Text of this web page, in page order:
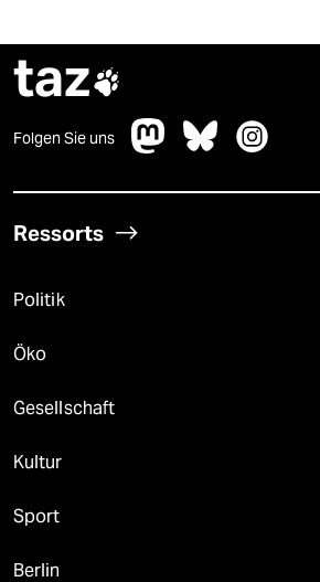
taz
Folgen Sie uns
Ressorts
Politik
Öko
Gesellschaft
Kultur
Sport
Berlin